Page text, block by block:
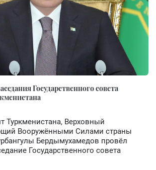
Государственного совета
Туркменистана, Верховный
Вооружёнными Силами страны
Бердымухамедов провёл
Государственного совета